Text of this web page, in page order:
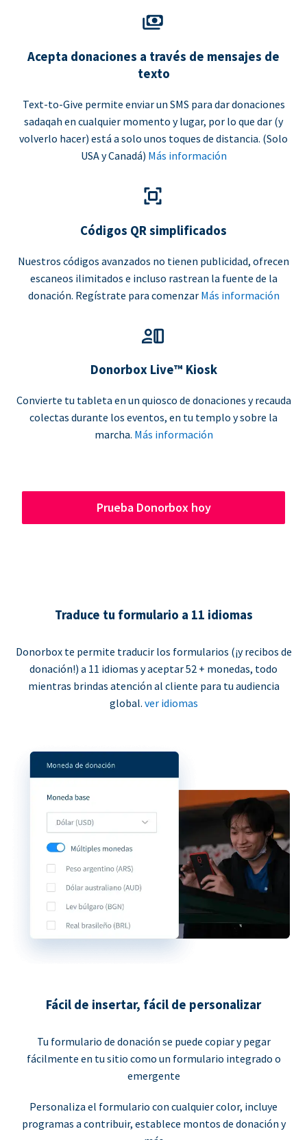
Acepta donaciones a través de mensajes de
texto
Text-to-Give permite enviar un SMS para dar donaciones
sadaqah en cualquier momento y lugar, por lo que dar (y
volverlo hacer) está a solo unos toques de distancia. (Solo
USA y Canadá) Más información
Códigos QR simplificados
Nuestros códigos avanzados no tienen publicidad, ofrecen
escaneos ilimitados e incluso rastrean la fuente de la
donación. Regístrate para comenzar Más información
Donorbox Live™ Kiosk
Convierte tu tableta en un quiosco de donaciones y recauda
colectas durante los eventos, en tu templo y sobre la
marcha. Más información
Prueba Donorbox hoy
Traduce tu formulario a 11 idiomas
Donorbox te permite traducir los formularios (¡y recibos de
donación!) a 11 idiomas y aceptar 52 + monedas, todo
mientras brindas atención al cliente para tu audiencia
global. ver idiomas
Fácil de insertar, fácil de personalizar
Tu formulario de donación se puede copiar y pegar
fácilmente en tu sitio como un formulario integrado o
emergente
Personaliza el formulario con cualquier color, incluye
programas a contribuir, establece montos de donación y